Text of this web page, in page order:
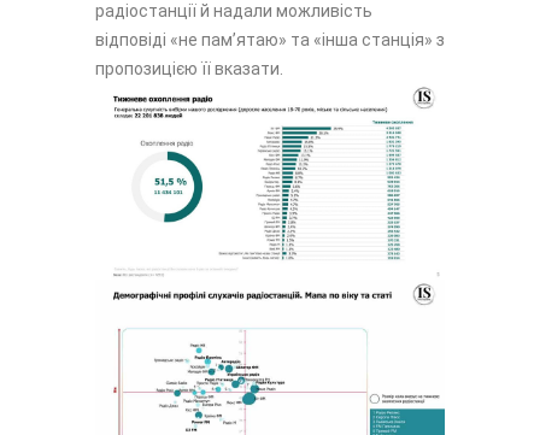
радіостанції й надали можливість
відповіді «не памʼятаю» та «інша станція» з
пропозицією її вказати.